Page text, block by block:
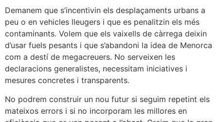
Demanem que s’incentivin els desplaçaments urbans a
peu o en vehicles lleugers i que es penalitzin els més
contaminants. Volem que els vaixells de càrrega deixin
d’usar fuels pesants i que s’abandoni la idea de Menorca
com a destí de megacreuers. No serveixen les
declaracions generalistes, necessitam iniciatives i
mesures concretes i transparents.
No podrem construir un nou futur si seguim repetint els
mateixos errors i si no incorporam les millores en